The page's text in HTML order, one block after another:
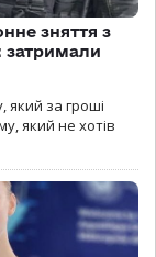
зняття з
затримали
який за гроші
який не хотів